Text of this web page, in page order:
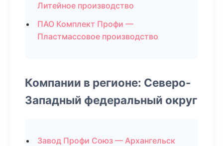
Литейное производство
ПАО Комплект Профи —
Пластмассовое производство
Компании в регионе: Северо-
Западный федеральный округ
Завод Профи Союз — Архангельск